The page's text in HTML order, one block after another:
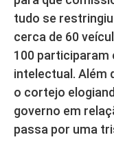
tudo se
cerca de 60
100 participaram
intelectual. Além
o cortejo
governo em
passa por uma